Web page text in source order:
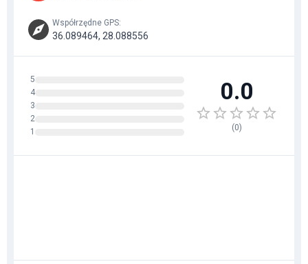
Współrzędne GPS:
36.089464, 28.088556
5
4
3
2
1
0.0
(0)